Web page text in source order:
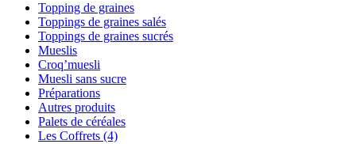
Topping de graines
Toppings de graines salés
Toppings de graines sucrés
Mueslis
Croq’muesli
Muesli sans sucre
Préparations
Autres produits
Palets de céréales
Les Coffrets (4)